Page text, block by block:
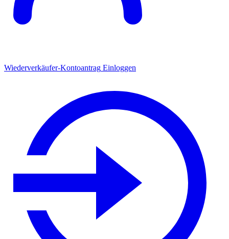
Wiederverkäufer-Kontoantrag Einloggen